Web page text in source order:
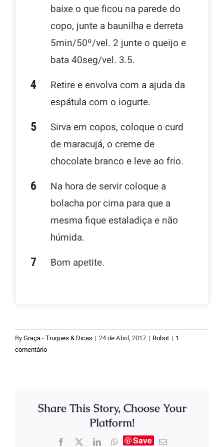
baixe o que ficou na parede do
copo, junte a baunilha e derreta
5min/50º/vel. 2 junte o queijo e
bata 40seg/vel. 3.5.
Retire e envolva com a ajuda da
espátula com o iogurte.
Sirva em copos, coloque o curd
de maracujá, o creme de
chocolate branco e leve ao frio.
Na hora de servir coloque a
bolacha por cima para que a
mesma fique estaladiça e não
húmida.
Bom apetite.
ByGraça - Truques & Dicas | 24 de Abril, 2017 | Robot | 1
comentário
Share This Story, Choose Your
Platform!
Save